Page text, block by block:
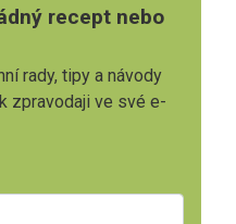
recept nebo
rady, tipy a návody
zpravodaji ve své e-